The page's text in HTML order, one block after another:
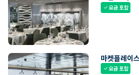
check요금 포함
마켓플레이
check요금 포함